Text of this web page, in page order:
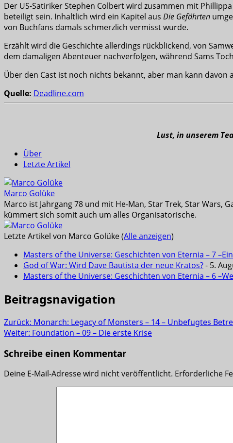
Der US-Satiriker Stephen Colbert wird zusammen mit
beteiligt sein. Inhaltlich wird ein Kapitel aus Die Gefährten
von Buchfans damals schmerzlich vermisst wurde.
Erzählt wird die Geschichte allerdings rückblickend, von
dem damaligen Abenteuer nachverfolgen, während Sams
Über den Cast ist noch nichts bekannt, aber man kann
Quelle: Deadline.com
Lust, in unserem
Über
Letzte Artikel
Marco Golüke
Marco ist Jahrgang 78 und mit He-Man, Star Trek, Star Wars,
kümmert sich somit auch um alles Organisatorische.
Letzte Artikel von Marco Golüke(Alle anzeigen)
Masters of the Universe: Geschichten von Eternia – 7
God of War: Wird Dave Bautista der neue Kratos?- 5.
Masters of the Universe: Geschichten von Eternia – 6
Beitragsnavigation
Zurück: Monarch: Legacy of Monsters – 14 – Unbefugtes
Weiter: Foundation – 09 – Die erste Krise
Schreibe einen Kommentar
Deine E-Mail-Adresse wird nicht veröffentlicht. Erforderliche